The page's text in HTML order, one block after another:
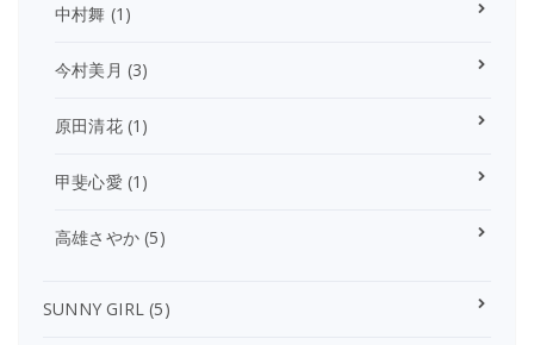
中村舞 (1)
今村美月 (3)
原田清花(1)
甲斐心愛 (1)
高雄さやか (5)
SUNNY GIRL (5)